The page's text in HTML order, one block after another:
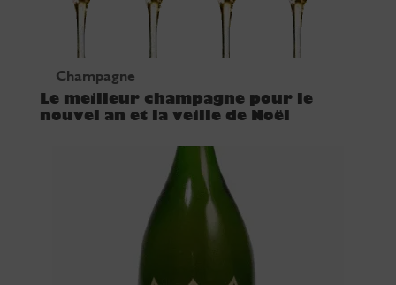
Champagne
Le meilleur champagne pour le
nouvel an et la veille de Noël